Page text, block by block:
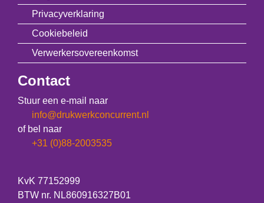
Privacyverklaring
Cookiebeleid
Verwerkersovereenkomst
Contact
Stuur een e-mail naar
info@drukwerkconcurrent.nl
of bel naar
+31 (0)88-2003535
KvK 77152999
BTW nr. NL860916327B01